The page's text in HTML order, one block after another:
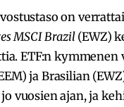
on
MSCI Brazil(EWZ)
ETF:n
ja Brasilian
vuosien ajan, ja